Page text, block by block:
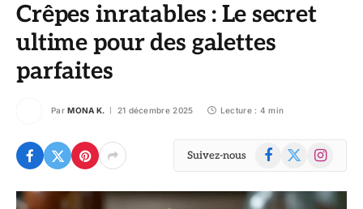
Crêpes inratables : Le secret
ultime pour des galettes
parfaites
Par MONA K. 21 décembre 2025 Lecture : 4 min
Suivez-nous Facebook
X
Instagram